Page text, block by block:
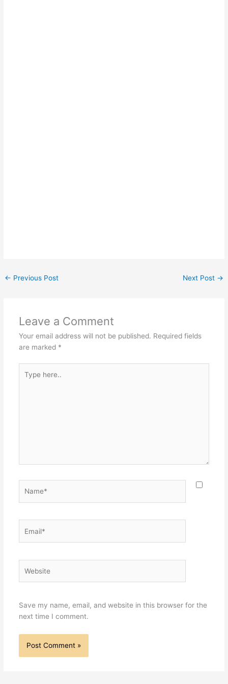
← Previous Post Next Post →
Leave a Comment
Your email address will not be published. Required fields
are marked *
here..
Save my name, email, and website in this browser for the
next time I comment.